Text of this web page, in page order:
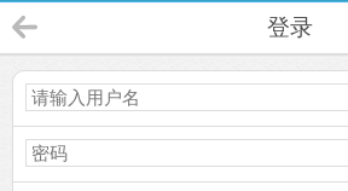
登录